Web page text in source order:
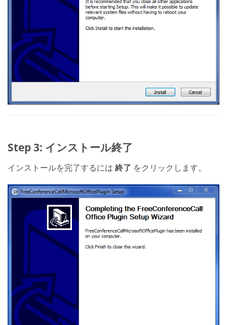
Step 3: インストール終了
インストールを完了するには 終了 をクリックします。